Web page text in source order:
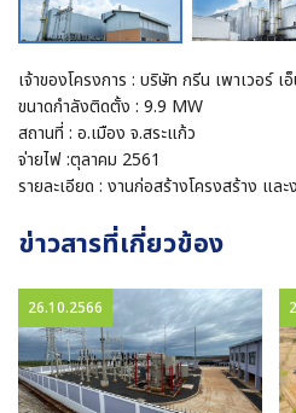
เจ้าของโครงการ : บริษัท กรีน เพาเวอร์ เ
ขนาดกำลังติดตั้ง : 9.9 MW
สถานที่ : อ.เมือง จ.สระแก้ว
จ่ายไฟ :ตุลาคม 2561
รายละเอียด : งานก่อสร้างโครงสร้าง และ
ข่าวสารที่เกี่ยวข้อง
26.10.2566